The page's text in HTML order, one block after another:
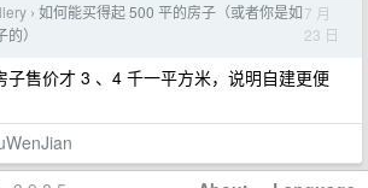
› 如何能买得起 500 平的房子（或者你是如
）
7 月
23 日
子售价才 3 、4 千一平方米，说明自建更便